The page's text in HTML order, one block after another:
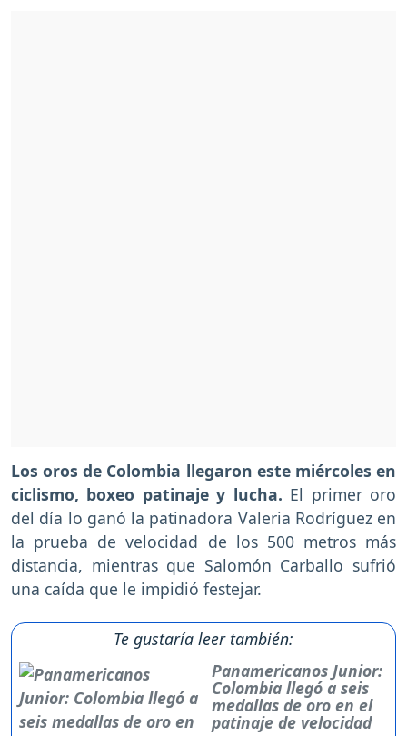
Los oros de Colombia llegaron este miércoles en
ciclismo, boxeo patinaje y lucha. El primer oro
del día lo ganó la patinadora Valeria Rodríguez en
la prueba de velocidad de los 500 metros más
distancia, mientras que Salomón Carballo sufrió
una caída que le impidió festejar.
Te gustaría leer también:
Panamericanos Junior:
Colombia llegó a seis
medallas de oro en el
patinaje de velocidad